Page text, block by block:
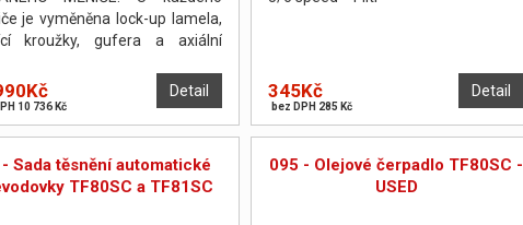
je vyměněna lock-up lamela,
kroužky, gufera a axiální
PO DOHODĚ JE MOŽNO
OPRAVU NA POČKÁNÍ.
Detail
10 736 Kč
Detail
345Kč
bez DPH 285 Kč
Sada těsnění automatické
TF80SC a TF81SC
095 - Olejové čerpadlo TF80SC -
USED